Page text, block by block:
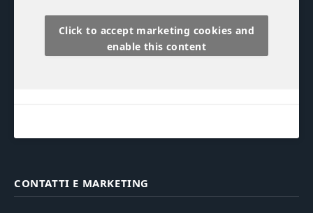
Click to accept marketing cookies and
enable this content
CONTATTI E MARKETING